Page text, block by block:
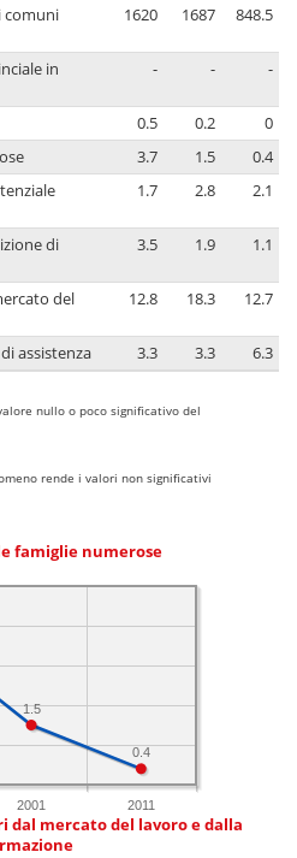
comuni
1620 1687 848.5
in
- - -
0.5 0.2
0
3.7 1.5
0.4
1.7 2.8 2.1
di
3.5 1.9 1.1
del
12.8 18.3 12.7
assistenza 3.3 3.3 6.3
nullo o poco significativo del
rende i valori non significativi
famiglie numerose
2001 2011
0.4
1.5
dal mercato del lavoro e dalla